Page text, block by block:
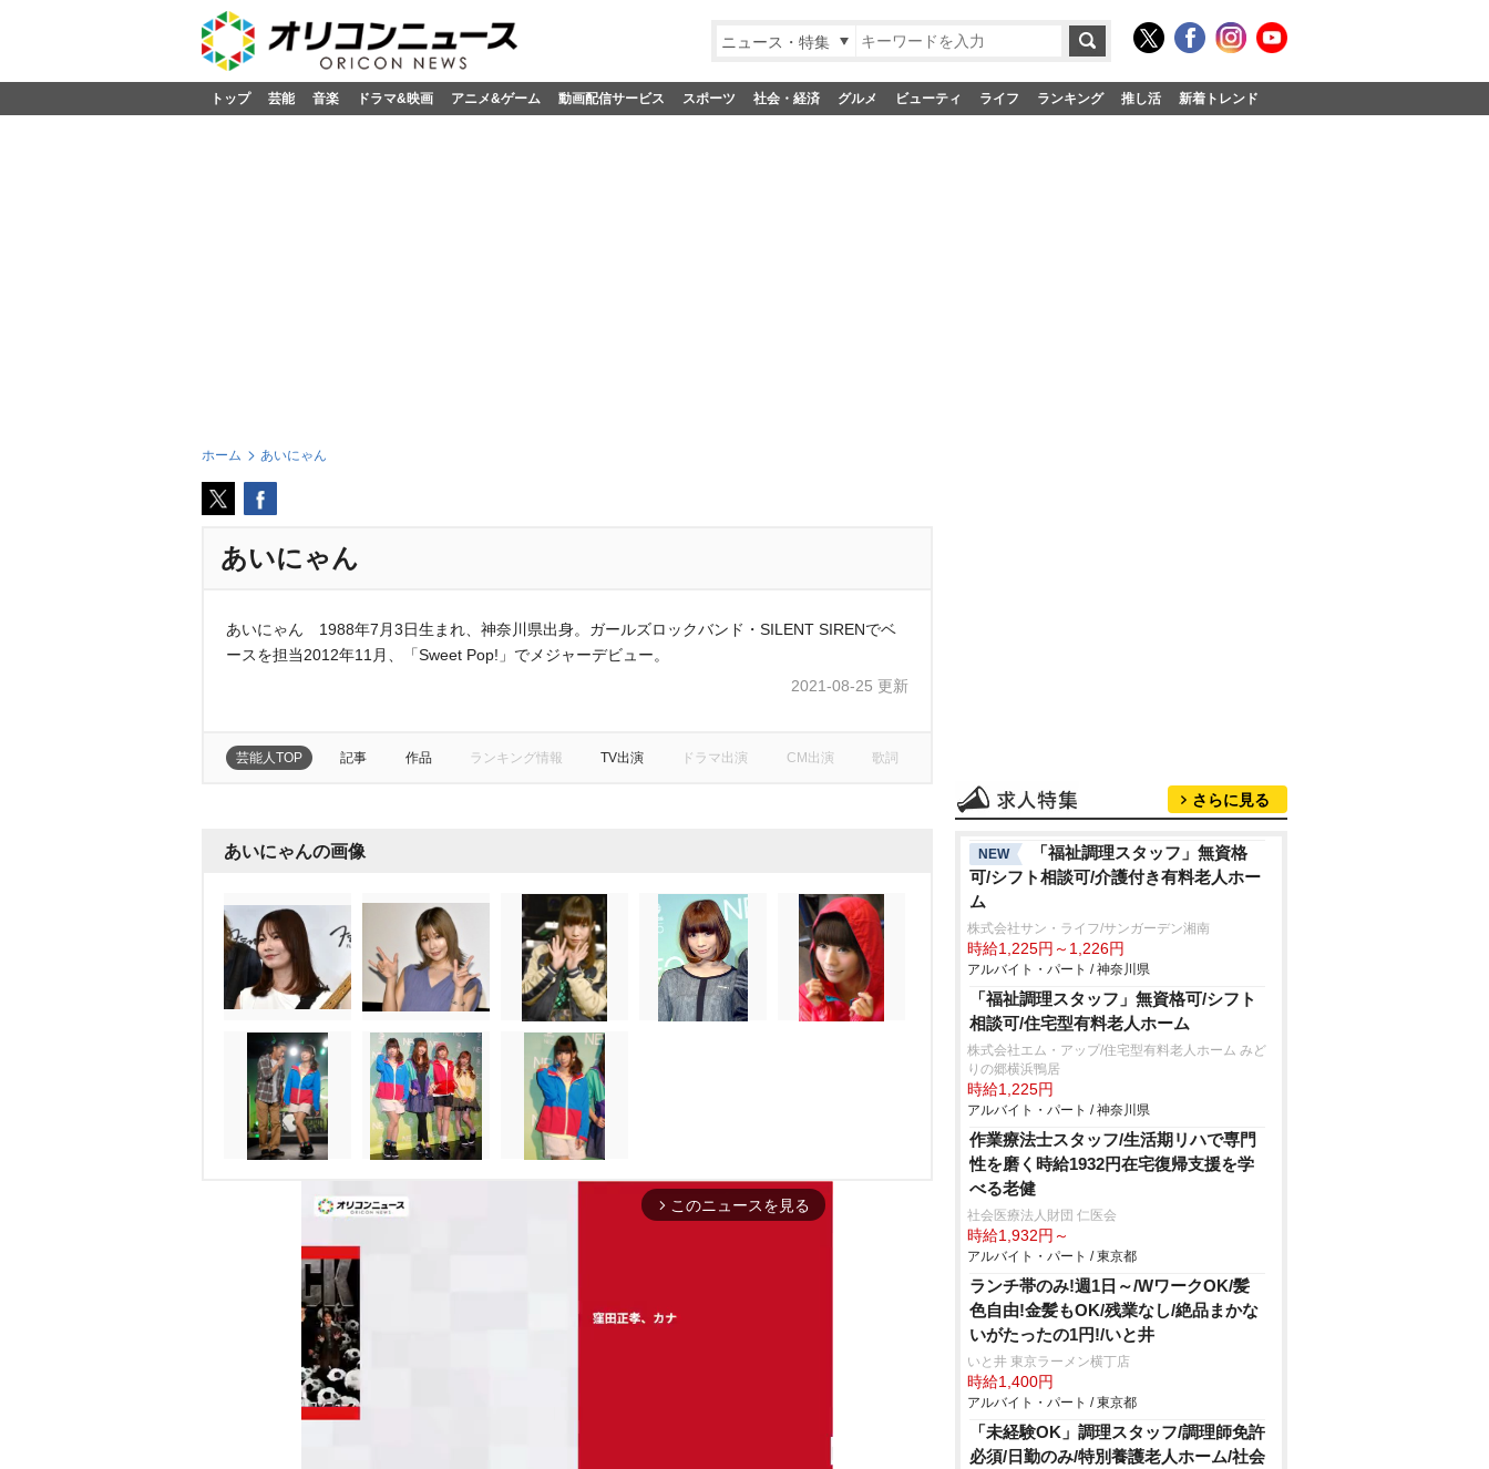
ニュース・特集
トップ 芸能 音楽 ドラマ&映画 アニメ&ゲーム 動画配信サービス スポーツ 社会・経済 グルメ ビューティ ライフ ランキング 推し活 新着トレンド
ホーム あいにゃん
あいにゃん
あいにゃん 1988年7月3日生まれ、神奈川県出身。ガールズロックバンド・SILENT SIRENでベ
ースを担当2012年11月、「Sweet Pop!」でメジャーデビュー。
2021-08-25 更新
芸能人TOP 記事 作品 ランキング情報 TV出演 ドラマ出演 CM出演 歌詞
あいにゃんの画像
arrow_forward_ios このニュースを見る
さらに見る
NEW
「福祉調理スタッフ」無資格
可/シフト相談可/介護付き有料老人ホー
ム
株式会社サン・ライフ/サンガーデン湘南
時給1,225円～1,226円
アルバイト・パート / 神奈川県
「福祉調理スタッフ」無資格可/シフト
相談可/住宅型有料老人ホーム
株式会社エム・アップ/住宅型有料老人ホーム みど
りの郷横浜鴨居
時給1,225円
アルバイト・パート / 神奈川県
作業療法士スタッフ/生活期リハで専門
性を磨く時給1932円在宅復帰支援を学
べる老健
社会医療法人財団 仁医会
時給1,932円～
アルバイト・パート / 東京都
ランチ帯のみ!週1日～/WワークOK/髪
色自由!金髪もOK/残業なし/絶品まかな
いがたったの1円!/いと井
いと井 東京ラーメン横丁店
時給1,400円
アルバイト・パート / 東京都
「未経験OK」調理スタッフ/調理師免許
必須/日勤のみ/特別養護老人ホーム/社会